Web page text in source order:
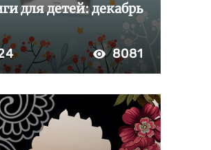
для детей: декабрь
8081